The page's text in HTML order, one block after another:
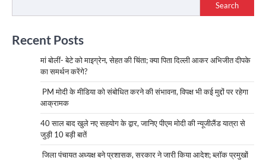
Search
Recent Posts
मां बोलीं- बेटे को माइग्रेन, सेहत की चिंता; क्या पिता दिल्ली आकर अभिजीत दीपके
का समर्थन करेंगे?
PM मोदी के मीडिया को संबोधित करने की संभावना, विपक्ष भी कई मुद्दों पर रहेगा
आक्रामक
40 साल बाद खुले नए सहयोग के द्वार, जानिए पीएम मोदी की न्यूजीलैंड यात्रा से
जुड़ी 10 बड़ी बातें
जिला पंचायत अध्यक्ष बने प्रशासक, सरकार ने जारी किया आदेश; ब्लॉक प्रमुखों